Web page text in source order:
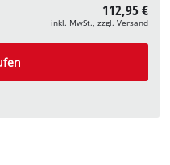
112,95 €
inkl. MwSt., zzgl. Versand